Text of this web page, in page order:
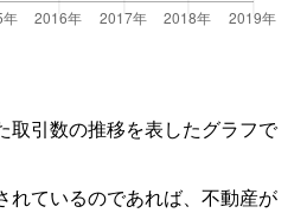
取引数の推移を表したグラフで
れているのであれば、不動産が